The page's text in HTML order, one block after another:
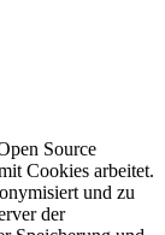
Source
Cookies arbeitet.
und zu
der